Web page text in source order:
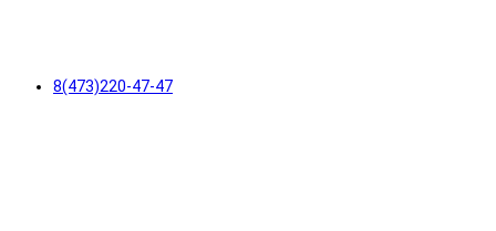
8(473)220-47-47